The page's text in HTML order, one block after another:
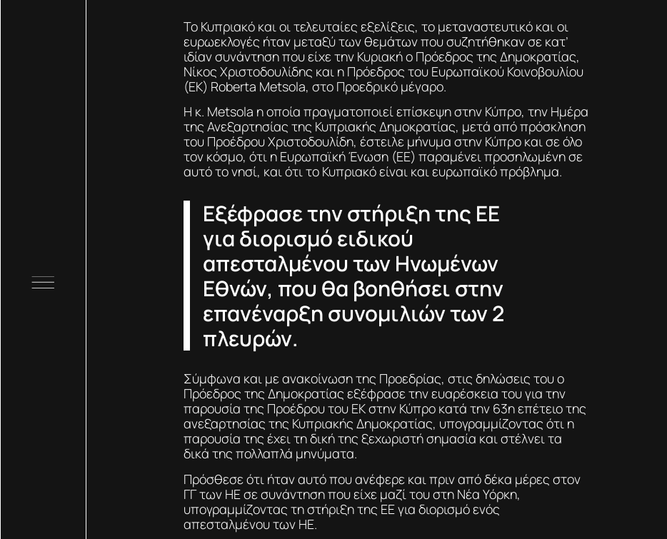
Το Κυπριακό και οι τελευταίες εξελίξεις, το μεταναστευτικό και οι
ευρωεκλογές ήταν μεταξύ των θεμάτων που συζητήθηκαν σε κατ’
ιδίαν συνάντηση που είχε την Κυριακή ο Πρόεδρος της Δημοκρατίας,
Νίκος Χριστοδουλίδης και η Πρόεδρος του Ευρωπαϊκού Κοινοβουλίου
(ΕΚ) Roberta Metsola, στο Προεδρικό μέγαρο.
Η κ. Metsola η οποία πραγματοποιεί επίσκεψη στην Κύπρο, την Ημέρα
της Ανεξαρτησίας της Κυπριακής Δημοκρατίας, μετά από πρόσκληση
του Προέδρου Χριστοδουλίδη, έστειλε μήνυμα στην Κύπρο και σε όλο
τον κόσμο, ότι η Ευρωπαϊκή Ένωση (ΕΕ) παραμένει προσηλωμένη σε
αυτό το νησί, και ότι το Κυπριακό είναι και ευρωπαϊκό πρόβλημα.
Eξέφρασε την στήριξη της ΕΕ
για διορισμό ειδικού
απεσταλμένου των Ηνωμένων
Εθνών, που θα βοηθήσει στην
επανέναρξη συνομιλιών των 2
πλευρών.
Σύμφωνα και με ανακοίνωση της Προεδρίας, στις δηλώσεις του ο
Πρόεδρος της Δημοκρατίας εξέφρασε την ευαρέσκεια του για την
παρουσία της Προέδρου του ΕΚ στην Κύπρο κατά την 63η επέτειο της
ανεξαρτησίας της Κυπριακής Δημοκρατίας, υπογραμμίζοντας ότι η
παρουσία της έχει τη δική της ξεχωριστή σημασία και στέλνει τα
δικά της πολλαπλά μηνύματα.
Πρόσθεσε ότι ήταν αυτό που ανέφερε και πριν από δέκα μέρες στον
ΓΓ των ΗΕ σε συνάντηση που είχε μαζί του στη Νέα Υόρκη,
υπογραμμίζοντας τη στήριξη της ΕΕ για διορισμό ενός
απεσταλμένου των ΗΕ.